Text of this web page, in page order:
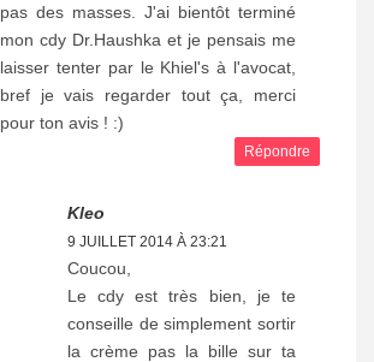
pas des masses. J'ai bientôt terminé
mon cdy Dr.Haushka et je pensais me
laisser tenter par le Khiel's à l'avocat,
bref je vais regarder tout ça, merci
pour ton avis ! :)
Répondre
Kleo
9 JUILLET 2014 À 23:21
Coucou,
Le cdy est très bien, je te
conseille de simplement sortir
la crème pas la bille sur ta